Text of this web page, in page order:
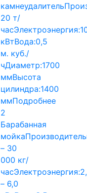
камнеудалитель
20 т/
часЭлектроэнергия:
кВтВода:0,5
м. куб./
чДиаметр:1700
ммВысота
цилиндра:1400
ммПодробнее
2
Барабанная
мойка
– 30
000 кг/
часЭлектроэнергия:
– 6,0